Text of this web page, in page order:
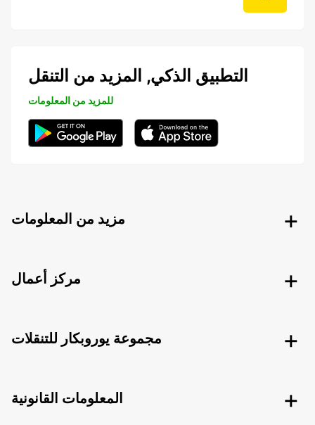
التطبيق الذكي, المزيد من التنقل
للمزيد من المعلومات
مزيد من المعلومات
مركز أعمال
مجموعة يوروبكار للتنقلات
المعلومات القانونية